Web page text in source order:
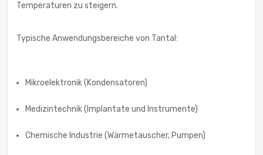
Temperaturen zu steigern.
Typische Anwendungsbereiche von Tantal:
Mikroelektronik (Kondensatoren)
Medizintechnik (Implantate und Instrumente)
Chemische Industrie (Wärmetauscher, Pumpen)